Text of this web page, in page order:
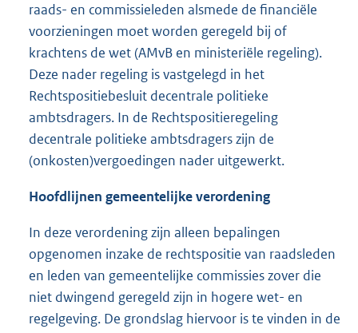
raads- en commissieleden alsmede de financiële
voorzieningen moet worden geregeld bij of
krachtens de wet (AMvB en ministeriële regeling).
Deze nader regeling is vastgelegd in het
Rechtspositiebesluit decentrale politieke
ambtsdragers. In de Rechtspositieregeling
decentrale politieke ambtsdragers zijn de
(onkosten)vergoedingen nader uitgewerkt.
Hoofdlijnen gemeentelijke verordening
In deze verordening zijn alleen bepalingen
opgenomen inzake de rechtspositie van raadsleden
en leden van gemeentelijke commissies zover die
niet dwingend geregeld zijn in hogere wet- en
regelgeving. De grondslag hiervoor is te vinden in de